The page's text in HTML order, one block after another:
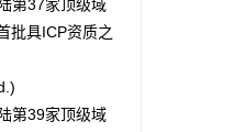
第37家顶级域
批具ICP资质之
第39家顶级域